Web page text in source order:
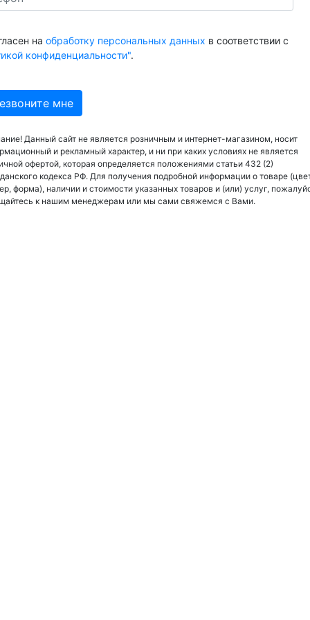
на обработку персональных данных в соответствии с
конфиденциальности".
Данный сайт не является розничным и интернет-магазином, носит
и рекламный характер, и ни при каких условиях не является
офертой, которая определяется положениями статьи 432 (2)
кодекса РФ. Для получения подробной информации о товаре
форма), наличии и стоимости указанных товаров и (или) услуг,
к нашим менеджерам или мы сами свяжемся с Вами.